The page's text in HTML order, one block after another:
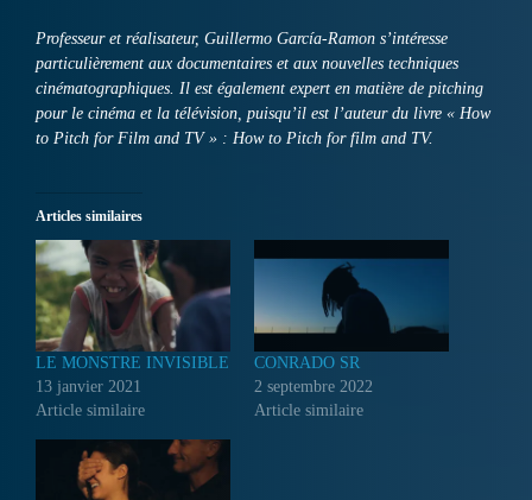
Professeur et réalisateur, Guillermo García-Ramon s’intéresse
particulièrement aux documentaires et aux nouvelles techniques
cinématographiques. Il est également expert en matière de pitching
pour le cinéma et la télévision, puisqu’il est l’auteur du livre « How
to Pitch for Film and TV » : How to Pitch for film and TV.
Articles similaires
LE MONSTRE INVISIBLE
13 janvier 2021
Article similaire
CONRADO SR
2 septembre 2022
Article similaire